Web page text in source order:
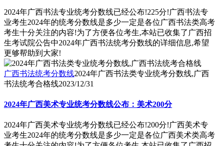
2024年广西书法专业统考分数线已经公布!225分!广西书法专
业考生2024年的统考分数线是多少一定是各位广西书法类高考
考生十分关注的内容!为了方便各位考生,本站已收集了广西招
生考试院公告中2024年广西书法统考分数线的详细信息,希望
更够帮助到大家!
广西书法统考分数线2024年广西书法类专业统考分数线,广西
书法统考合格线2023/12/31
2024年广西美术专业统考分数线公布：美术200分
2024年广西美术专业统考分数线已经公布!200分!广西美术专
业考生2024年的统考分数线是多少一定是各位广西美术类高考